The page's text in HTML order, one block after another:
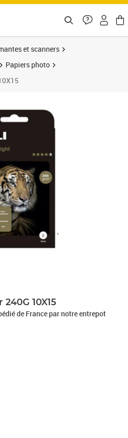
et scanners
Papiers photo
10X15
de France par notre entrepot